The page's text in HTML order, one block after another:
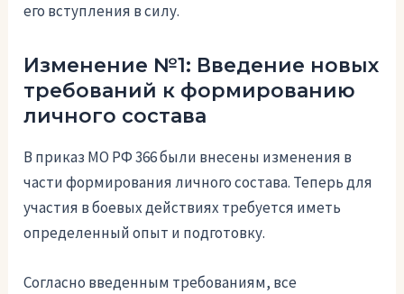
его вступления в силу.
Изменение №1: Введение новых
требований к формированию
личного состава
В приказ МО РФ 366 были внесены изменения в
части формирования личного состава. Теперь для
участия в боевых действиях требуется иметь
определенный опыт и подготовку.
Согласно введенным требованиям, все